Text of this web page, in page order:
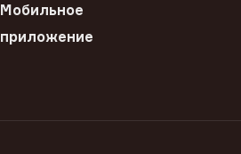
Мобильное
приложение